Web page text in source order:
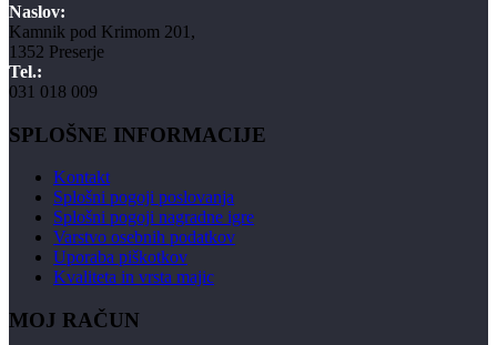
Naslov:
Kamnik pod Krimom 201,
1352 Preserje
Tel.:
031 018 009
SPLOŠNE INFORMACIJE
Kontakt
Splošni pogoji poslovanja
Splošni pogoji nagradne igre
Varstvo osebnih podatkov
Uporaba piškotkov
Kvaliteta in vrsta majic
MOJ RAČUN